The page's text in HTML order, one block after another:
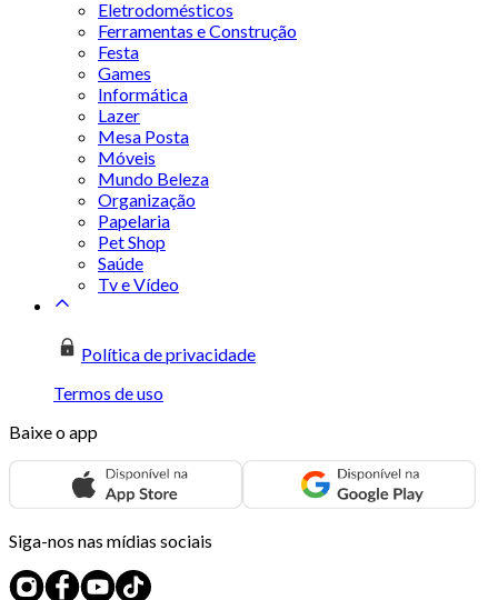
Eletrodomésticos
Ferramentas e Construção
Festa
Games
Informática
Lazer
Mesa Posta
Móveis
Mundo Beleza
Organização
Papelaria
Pet Shop
Saúde
Tv e Vídeo
Política de privacidade
Termos de uso
Baixe o app
Siga-nos nas mídias sociais